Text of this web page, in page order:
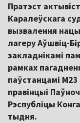
Пратэст
Каралеўскага
вызвалення
лагеру Аўшвіц-
закладнікамі
рамках
паўстанцамі
правінцыі
Рэспубліцы
тыдня.